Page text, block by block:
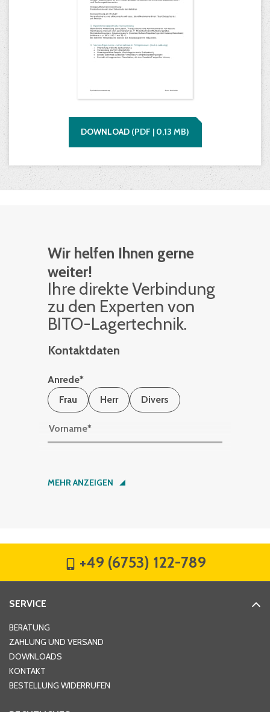
DOWNLOAD (PDF | 0,13 MB)
Wir helfen Ihnen gerne
weiter!
Ihre di­rek­te Ver­bin­dung
zu den Ex­per­ten von
BITO-La­ger­tech­nik.
Kontaktdaten
Anrede*
Frau
Herr Divers
Vorname*
Nachname*
Hausnummer
MEHR ANZEIGEN
+49 (6753) 122-789
SERVICE
BERATUNG
ZAHLUNG UND VERSAND
DOWNLOADS
KONTAKT
BESTELLUNG WIDERRUFEN